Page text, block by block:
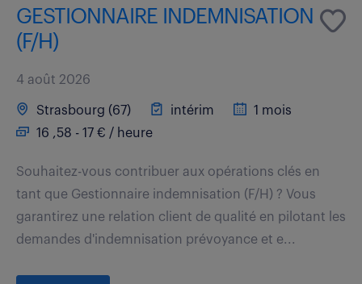
GESTIONNAIRE INDEMNISATION
(F/H)
4 août 2026
Strasbourg (67) intérim
1 mois
16 ,58 - 17 € / heure
Souhaitez-vous contribuer aux opérations clés en
tant que Gestionnaire indemnisation (F/H) ? Vous
garantirez une relation client de qualité en pilotant les
demandes d'indemnisation prévoyance et e...